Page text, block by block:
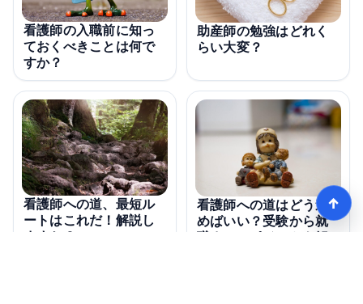
看護師の入職前に知っ
ておくべきことは何で
すか？
助産師の勉強はどれく
らい大変？
看護師への道、最短ル
ートはこれだ！解説し
ますか？
看護師への道はどう進
めばいい？受験から就
職までのポイントを解
↑